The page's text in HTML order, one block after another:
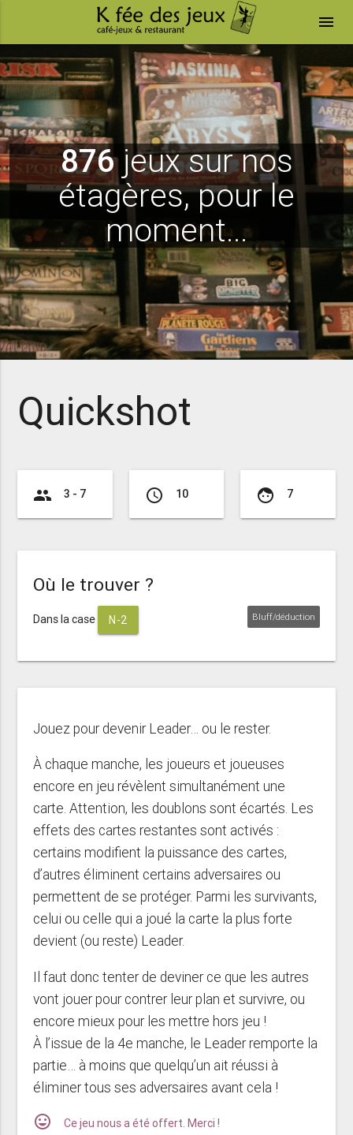
menu
876jeux sur nos
étagères, pour le
moment...
Quickshot
group 3 - 7 access_time 10 face 7
Où le trouver ?
Dans la case N-2 Bluff/déduction
Jouez pour devenir Leader… ou le rester.
À chaque manche, les joueurs et joueuses
encore en jeu révèlent simultanément une
carte. Attention, les doublons sont écartés. Les
effets des cartes restantes sont activés :
certains modifient la puissance des cartes,
d’autres éliminent certains adversaires ou
permettent de se protéger. Parmi les survivants,
celui ou celle qui a joué la carte la plus forte
devient (ou reste) Leader.
Il faut donc tenter de deviner ce que les autres
vont jouer pour contrer leur plan et survivre, ou
encore mieux pour les mettre hors jeu !
À l’issue de la 4e manche, le Leader remporte la
partie… à moins que quelqu’un ait réussi à
éliminer tous ses adversaires avant cela !
mood Ce jeu nous a été offert. Merci !